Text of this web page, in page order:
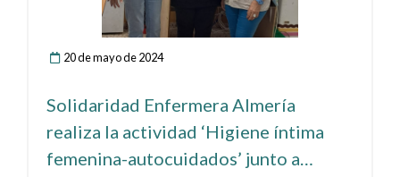
20 de mayo de 2024
Solidaridad Enfermera Almería
realiza la actividad ‘Higiene íntima
femenina-autocuidados’ junto a